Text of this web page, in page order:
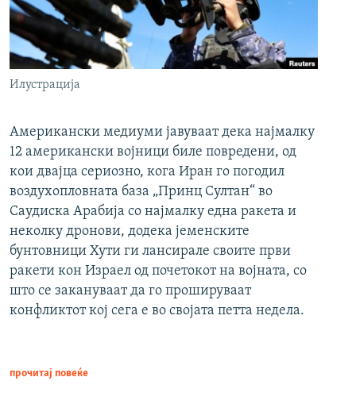
Илустрација
Американски медиуми јавуваат дека најмалку
12 американски војници биле повредени, од
кои двајца сериозно, кога Иран го погодил
воздухопловната база „Принц Султан“ во
Саудиска Арабија со најмалку една ракета и
неколку дронови, додека јеменските
бунтовници Хути ги лансирале своите први
ракети кон Израел од почетокот на војната, со
што се закануваат да го прошируваат
конфликтот кој сега е во својата петта недела.
прочитај повеќе